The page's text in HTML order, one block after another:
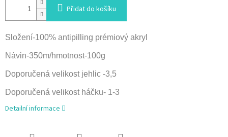
Přidat do košíku
Složení-100% antipilling prémiový akryl
Návin-350m/hmotnost-100g
Doporučená velikost jehlic -3,5
Doporučená velikost háčku- 1-3
Detailní informace